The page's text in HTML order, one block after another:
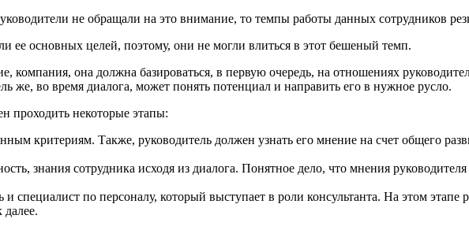
не обращали на это внимание, то темпы работы данных сотрудников
основных целей, поэтому, они не могли влиться в этот бешеный темп.
компания, она должна базироваться, в первую очередь, на отношениях
же, во время диалога, может понять потенциал и направить его в нужное русло.
проходить некоторые этапы:
критериям. Также, руководитель должен узнать его мнение на счет общего
знания сотрудника исходя из диалога. Понятное дело, что мнения
специалист по персоналу, который выступает в роли консультанта. На этом этапе